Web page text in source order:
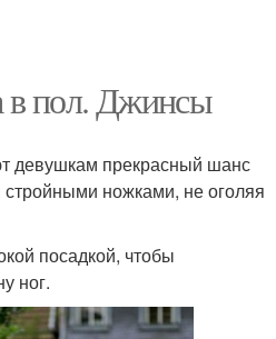
в пол. Джинсы
девушкам прекрасный шанс
ножками, не оголяя
посадкой, чтобы
ног.